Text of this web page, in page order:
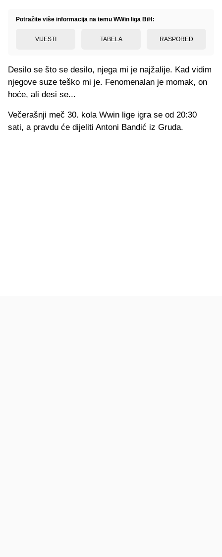
Potražite više informacija na temu WWin liga BiH:
VIJESTI TABELA RASPORED
Desilo se što se desilo, njega mi je najžalije. Kad vidim
njegove suze teško mi je. Fenomenalan je momak, on
hoće, ali desi se...
Večerašnji meč 30. kola Wwin lige igra se od 20:30
sati, a pravdu će dijeliti Antoni Bandić iz Gruda.